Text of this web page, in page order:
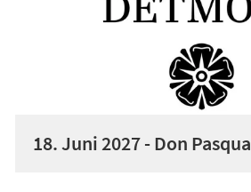
18. Juni 2027 - Don